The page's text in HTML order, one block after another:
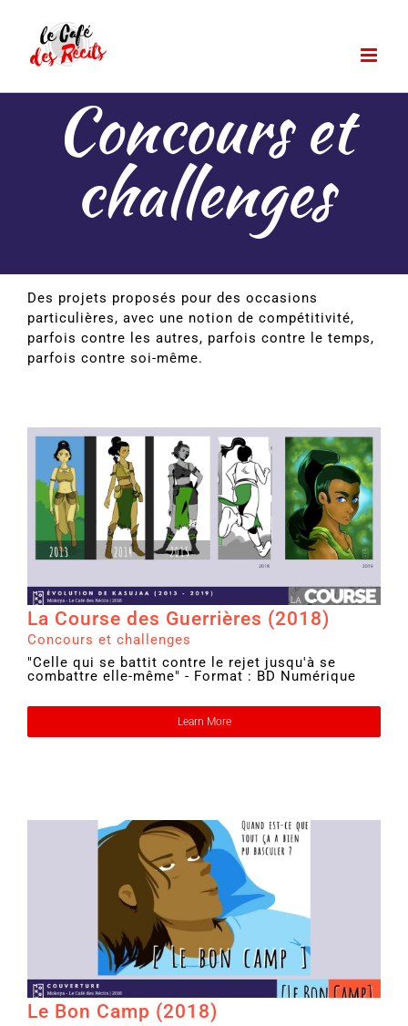
contenu
Concours et
challenges
Des projets proposés pour des occasions
particulières, avec une notion de compétitivité,
parfois contre les autres, parfois contre le temps,
parfois contre soi-même.
La Course des Guerrières (2018)
Concours et challenges
"Celle qui se battit contre le rejet jusqu'à se
combattre elle-même" - Format : BD Numérique
Learn More
Le Bon Camp (2018)